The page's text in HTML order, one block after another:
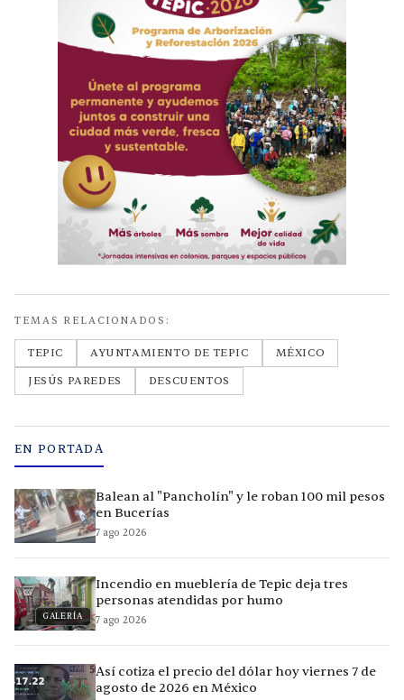
TEMAS RELACIONADOS:
TEPIC AYUNTAMIENTO DE TEPIC
MÉXICO
JESÚS PAREDES
DESCUENTOS
EN PORTADA
Balean al "Pancholín" y le roban 100 mil pesos
en Bucerías
7 ago 2026
GALERÍA
Incendio en mueblería de Tepic deja tres
personas atendidas por humo
7 ago 2026
Así cotiza el precio del dólar hoy viernes 7 de
agosto de 2026 en México